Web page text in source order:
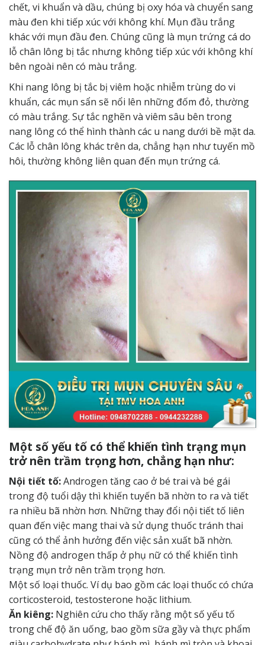
chết, vi khuẩn và dầu, chúng bị oxy hóa và chuyển sang
màu đen khi tiếp xúc với không khí. Mụn đầu trắng
khác với mụn đầu đen. Chúng cũng là mụn trứng cá do
lỗ chân lông bị tắc nhưng không tiếp xúc với không khí
bên ngoài nên có màu trắng.
Khi nang lông bị tắc bị viêm hoặc nhiễm trùng do vi
khuẩn, các mụn sẩn sẽ nổi lên những đốm đỏ, thường
có màu trắng. Sự tắc nghẽn và viêm sâu bên trong
nang lông có thể hình thành các u nang dưới bề mặt da.
Các lỗ chân lông khác trên da, chẳng hạn như tuyến mồ
hôi, thường không liên quan đến mụn trứng cá.
Một số yếu tố có thể khiến tình trạng mụn
trở nên trầm trọng hơn, chẳng hạn như:
Nội tiết tố:Androgen tăng cao ở bé trai và bé gái
trong độ tuổi dậy thì khiến tuyến bã nhờn to ra và tiết
ra nhiều bã nhờn hơn. Những thay đổi nội tiết tố liên
quan đến việc mang thai và sử dụng thuốc tránh thai
cũng có thể ảnh hưởng đến việc sản xuất bã nhờn.
Nồng độ androgen thấp ở phụ nữ có thể khiến tình
trạng mụn trở nên trầm trọng hơn.
Một số loại thuốc. Ví dụ bao gồm các loại thuốc có chứa
corticosteroid, testosterone hoặc lithium.
Ăn kiêng: Nghiên cứu cho thấy rằng một số yếu tố
trong chế độ ăn uống, bao gồm sữa gầy và thực phẩm